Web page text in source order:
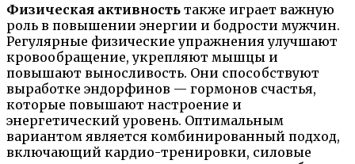
Физическая активность также играет важную
роль в повышении энергии и бодрости мужчин.
Регулярные физические упражнения улучшают
кровообращение, укрепляют мышцы и
повышают выносливость. Они способствуют
выработке эндорфинов — гормонов счастья,
которые повышают настроение и
энергетический уровень. Оптимальным
вариантом является комбинированный подход,
включающий кардио-тренировки, силовые